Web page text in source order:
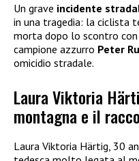
Un grave incidente
in una tragedia: la ciclista
morta dopo lo scontro
campione azzurro Peter
omicidio stradale.
Laura Viktoria
montagna e il
Laura Viktoria Härtig, 30